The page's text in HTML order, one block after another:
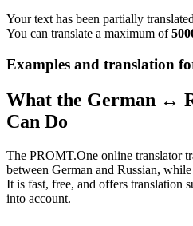
Your text has been partially
You can translate a maximum of
Examples and translation
What the German ↔
Can Do
The PROMT.One online translator
between German and Russian,
It is fast, free, and offers translation
into account.